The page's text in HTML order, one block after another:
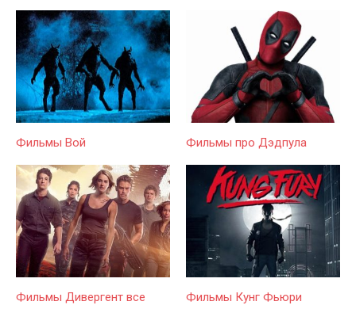
Фильмы Вой Фильмы про Дэдпула
Фильмы Дивергент все
Фильмы Кунг Фьюри